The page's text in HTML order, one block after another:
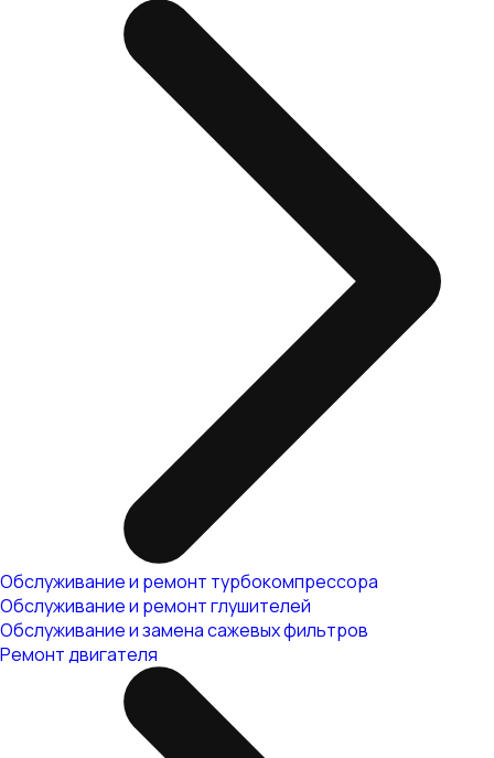
Обслуживание и ремонт турбокомпрессора
Обслуживание и ремонт глушителей
Обслуживание и замена сажевых фильтров
Ремонт двигателя